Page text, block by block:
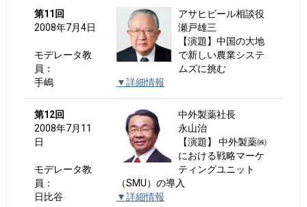
第11回
2008年7月4日
モデレータ教
員：
手嶋
アサヒビール相談役
瀬戸雄三
【演題】中国の大地
で新しい農業システ
ムズに挑む
▼詳細情報
第12回
2008年7月11
日
モデレータ教
員：
日比谷
中外製薬社長
永山治
【演題】 中外製薬㈱
における戦略マーケ
ティングユニット
（SMU）の導入
▼詳細情報